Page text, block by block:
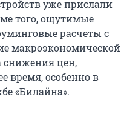
уже прислали
того, ощутимые
расчеты с
макроэкономической
снижения цен,
время, особенно в
«Билайна».